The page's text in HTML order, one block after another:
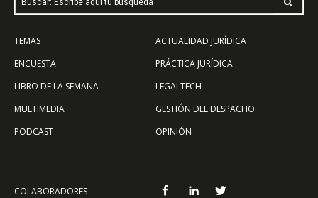
Buscar: Escribe aquí tu búsqueda
TEMAS
ENCUESTA
LIBRO DE LA SEMANA
MULTIMEDIA
PODCAST
ACTUALIDAD JURÍDICA
PRÁCTICA JURÍDICA
LEGALTECH
GESTIÓN DEL DESPACHO
OPINIÓN
COLABORADORES